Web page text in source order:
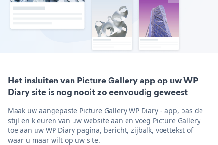
Het insluiten van Picture Gallery app op uw WP
Diary site is nog nooit zo eenvoudig geweest
Maak uw aangepaste Picture Gallery WP Diary - app, pas de
stijl en kleuren van uw website aan en voeg Picture Gallery
toe aan uw WP Diary pagina, bericht, zijbalk, voettekst of
waar u maar wilt op uw site.